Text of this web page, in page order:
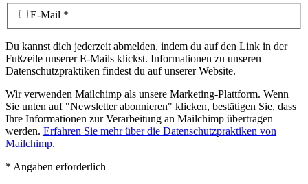
E-Mail *
Du kannst dich jederzeit abmelden, indem du auf den Link in der
Fußzeile unserer E-Mails klickst. Informationen zu unseren
Datenschutzpraktiken findest du auf unserer Website.
Wir verwenden Mailchimp als unsere Marketing-Plattform. Wenn
Sie unten auf "Newsletter abonnieren" klicken, bestätigen Sie, dass
Ihre Informationen zur Verarbeitung an Mailchimp übertragen
werden. Erfahren Sie mehr über die Datenschutzpraktiken von
Mailchimp.
* Angaben erforderlich